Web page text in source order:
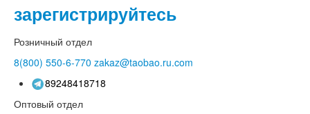
зарегистрируйтесь
Розничный отдел
8(800) 550-6-770 zakaz@taobao.ru.com
89248418718
Оптовый отдел